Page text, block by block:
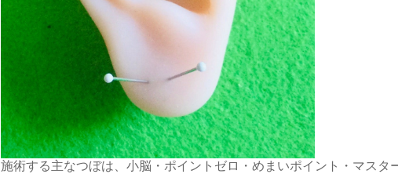
施術する主なつぼは、小脳・ポイントゼロ・めまいポイント・マスタ